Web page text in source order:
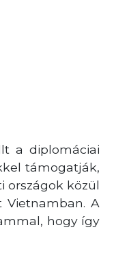
a diplomáciai
támogatják,
országok közül
A
hogy így